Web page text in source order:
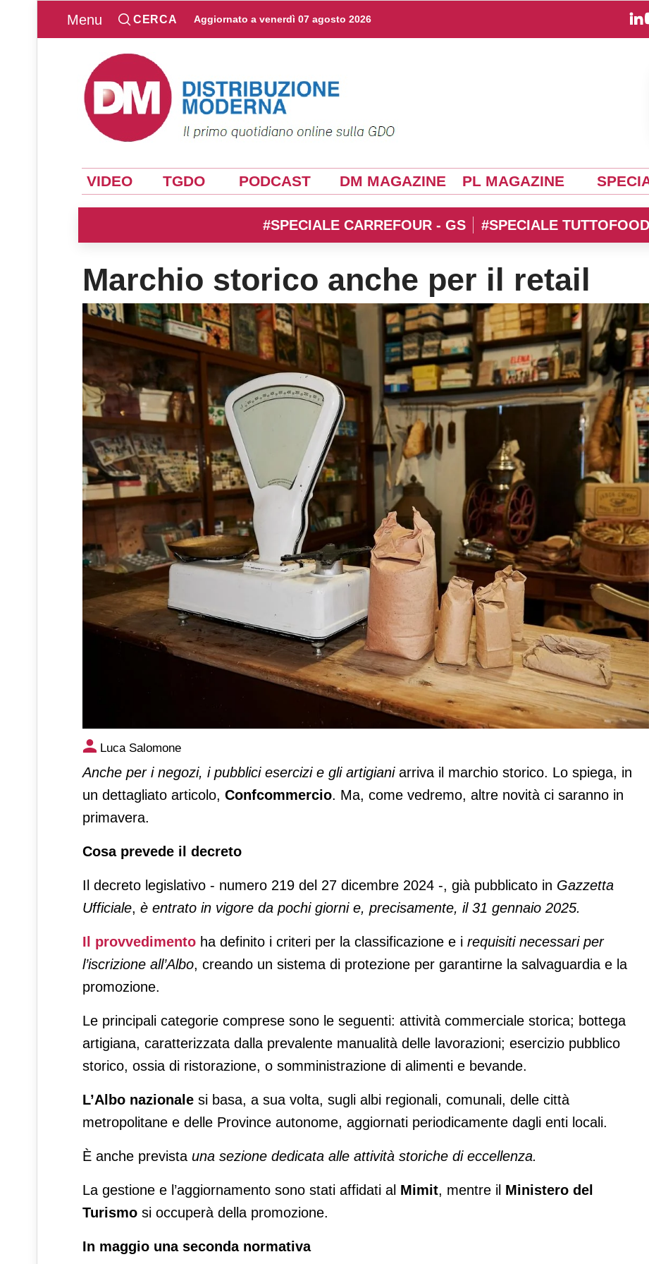
Menu CERCA Aggiornato a venerdì 07 agosto 2026
VIDEO TGDO PODCAST DM MAGAZINE PL MAGAZINE
#SPECIALE CARREFOUR - GS #SPECIALE
Marchio storico anche per il retail
Marchio storico anche per il retail
Luca Salomone
Anche per i negozi, i pubblici esercizi e gli artigianiarriva il marchio storico. Lo spiega, in
un dettagliato articolo, Confcommercio. Ma, come vedremo, altre novità ci saranno in
primavera.
Cosa prevede il decreto
Il decreto legislativo - numero 219 del 27 dicembre 2024 -, già pubblicato in Gazzetta
Ufficiale, è entrato in vigore da pochi giorni e, precisamente, il 31 gennaio 2025.
Il provvedimento ha definito i criteri per la classificazione e i requisiti necessari per
l’iscrizione all’Albo, creando un sistema di protezione per garantirne la salvaguardia e la
promozione.
Le principali categorie comprese sono le seguenti: attività commerciale storica; bottega
artigiana, caratterizzata dalla prevalente manualità delle lavorazioni; esercizio pubblico
storico, ossia di ristorazione, o somministrazione di alimenti e bevande.
L’Albo nazionale si basa, a sua volta, sugli albi regionali, comunali, delle città
metropolitane e delle Province autonome, aggiornati periodicamente dagli enti locali.
È anche prevista una sezione dedicata alle attività storiche di eccellenza.
La gestione e l’aggiornamento sono stati affidati al Mimit, mentre il Ministero del
Turismo si occuperà della promozione.
In maggio una seconda normativa